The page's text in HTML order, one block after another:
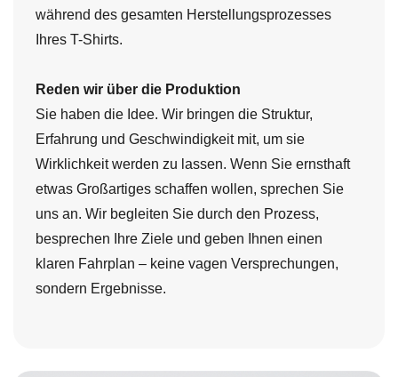
während des gesamten Herstellungsprozesses
Ihres T-Shirts.
Reden wir über die Produktion
Sie haben die Idee. Wir bringen die Struktur,
Erfahrung und Geschwindigkeit mit, um sie
Wirklichkeit werden zu lassen. Wenn Sie ernsthaft
etwas Großartiges schaffen wollen, sprechen Sie
uns an. Wir begleiten Sie durch den Prozess,
besprechen Ihre Ziele und geben Ihnen einen
klaren Fahrplan – keine vagen Versprechungen,
sondern Ergebnisse.